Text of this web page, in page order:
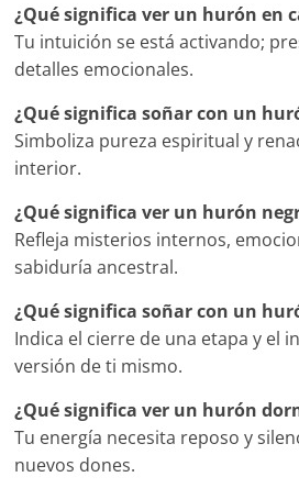
¿Qué significa ver un hurón en
Tu intuición se está activando;
detalles emocionales.
¿Qué significa soñar con un
Simboliza pureza espiritual y
interior.
¿Qué significa ver un hurón
Refleja misterios internos,
sabiduría ancestral.
¿Qué significa soñar con un
Indica el cierre de una etapa y el
versión de ti mismo.
¿Qué significa ver un hurón
Tu energía necesita reposo y
nuevos dones.